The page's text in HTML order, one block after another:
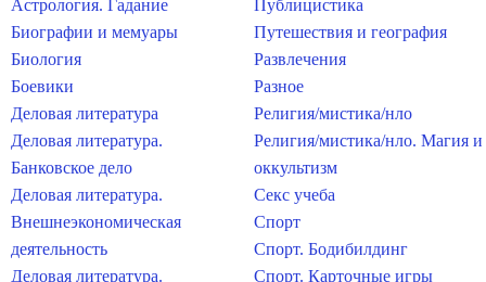
Астрология. Гадание
Биографии и мемуары
Биология
Боевики
Деловая литература
Деловая литература.
Банковское дело
Деловая литература.
Внешнеэкономическая
деятельность
Деловая литература.
Публицистика
Путешествия и география
Развлечения
Разное
Религия/мистика/нло
Религия/мистика/нло. Магия и
оккультизм
Секс учеба
Спорт
Спорт. Бодибилдинг
Спорт. Карточные игры